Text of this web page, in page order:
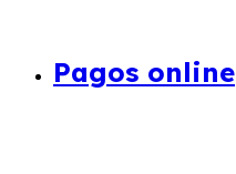
Pagos online